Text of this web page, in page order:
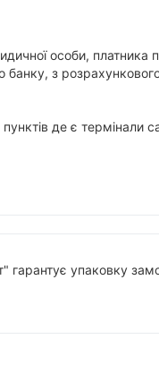
особи, платника
з
де є термінали
упаковку